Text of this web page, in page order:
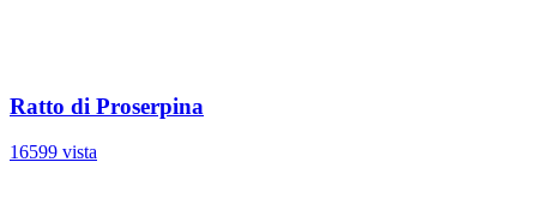
Ratto di Proserpina
16599 vista